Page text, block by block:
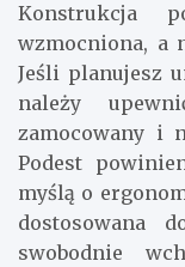
Konstrukcja
wzmocniona, a
Jeśli planujesz
należy
zamocowany i
Podest
myślą o
dostosowana
swobodnie